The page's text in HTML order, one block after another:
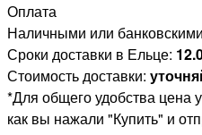
Оплата
Наличными или
Сроки доставки в Ельце:
Стоимость доставки:
*Для общего удобства цена
как вы нажали "Купить" и